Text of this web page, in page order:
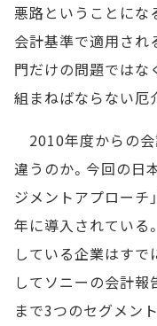
悪路ということにな
会計基準で適用され
門だけの問題ではな
組まねばならない厄
2010年度からの会
違うのか。今回の日
ジメントアプローチ
年に導入されている
している企業はすで
してソニーの会計報
まで3つのセグメン